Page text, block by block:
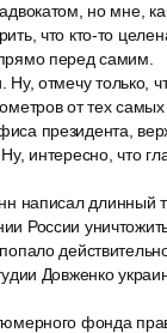
но мне,
что кто-то
перед самим.
отмечу только,
от тех
президента,
интересно, что
написал длинный
России
Довженко
фонда